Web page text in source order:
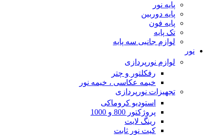
پایه نور
پایه دوربین
پایه فون
تک پایه
لوازم جانبی سه پایه
نور
لوازم نورپردازی
رفکلتور و چتر
خیمه عکاسی ، خیمه نور
تجهیزات نورپردازی
استودیو کروماکی
پروژکتور 800 و 1000
رینگ لایت
کیت نور ثابت